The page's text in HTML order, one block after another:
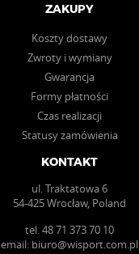
ZAKUPY
Koszty dostawy
Zwroty i wymiany
Gwarancja
Formy płatności
Czas realizacji
Statusy zamówienia
KONTAKT
ul. Traktatowa 6
54-425 Wrocław, Poland
tel.48 71 373 70 10
email: biuro@wisport.com.pl